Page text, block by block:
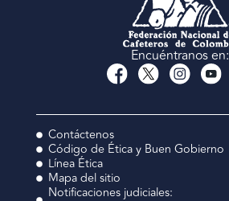
Encuéntranos en:
Contáctenos
Código de Ética y Buen Gobierno
Línea Ética
Mapa del sitio
Notificaciones judiciales: